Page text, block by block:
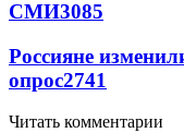
СМИ3085
Россияне
опрос2741
Читать комментарии